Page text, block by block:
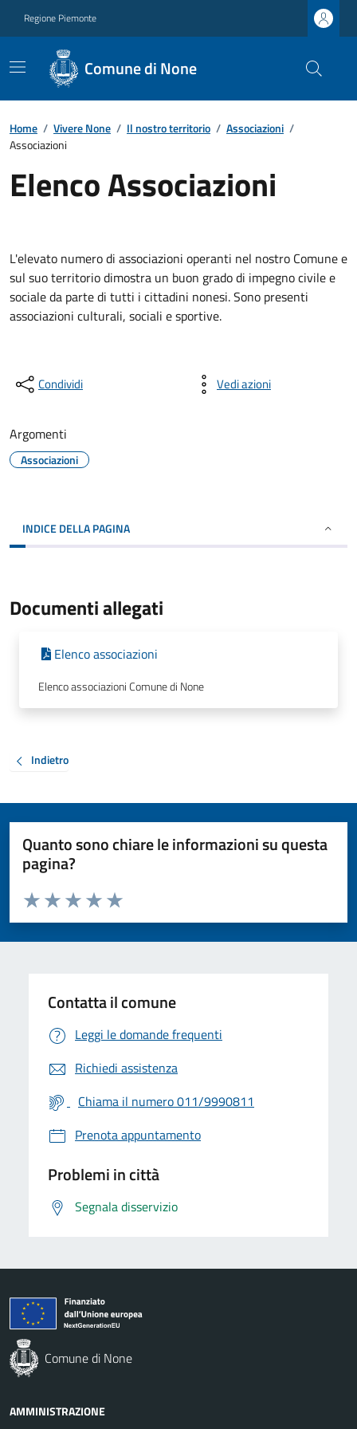
Regione Piemonte
Comune di None
Home / Vivere None / Il nostro territorio / Associazioni /
Associazioni
Elenco Associazioni
L'elevato numero di associazioni operanti nel nostro Comune e
sul suo territorio dimostra un buon grado di impegno civile e
sociale da parte di tutti i cittadini nonesi. Sono presenti
associazioni culturali, sociali e sportive.
Condividi Vedi azioni
Argomenti
Associazioni
INDICE DELLA PAGINA
Documenti allegati
Elenco associazioni
Elenco associazioni Comune di None
Indietro
Quanto sono chiare le informazioni su questa
pagina?
Valuta da 1 a 5 stelle la pagina
Valuta 5 stelle su 5
Valuta 4 stelle su 5
Valuta 3 stelle su 5
Valuta 2 stelle su 5
Valuta 1 stelle su 5
Contatta il comune
Leggi le domande frequenti
Richiedi assistenza
Chiama il numero 011/9990811
Prenota appuntamento
Problemi in città
Segnala disservizio
Comune di None
AMMINISTRAZIONE